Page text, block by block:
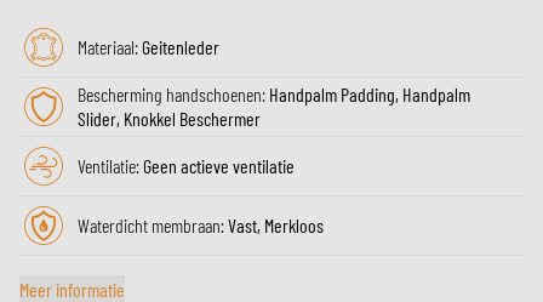
Materiaal:Geitenleder
Bescherming handschoenen: Handpalm Padding, Handpalm
Slider, Knokkel Beschermer
Ventilatie:Geen actieve ventilatie
Waterdicht membraan:Vast, Merkloos
Meer informatie